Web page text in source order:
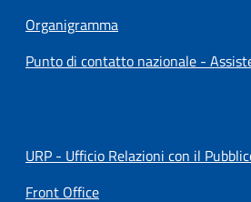
Organigramma
Punto di contatto nazionale -
URP - Ufficio Relazioni con il
Front Office